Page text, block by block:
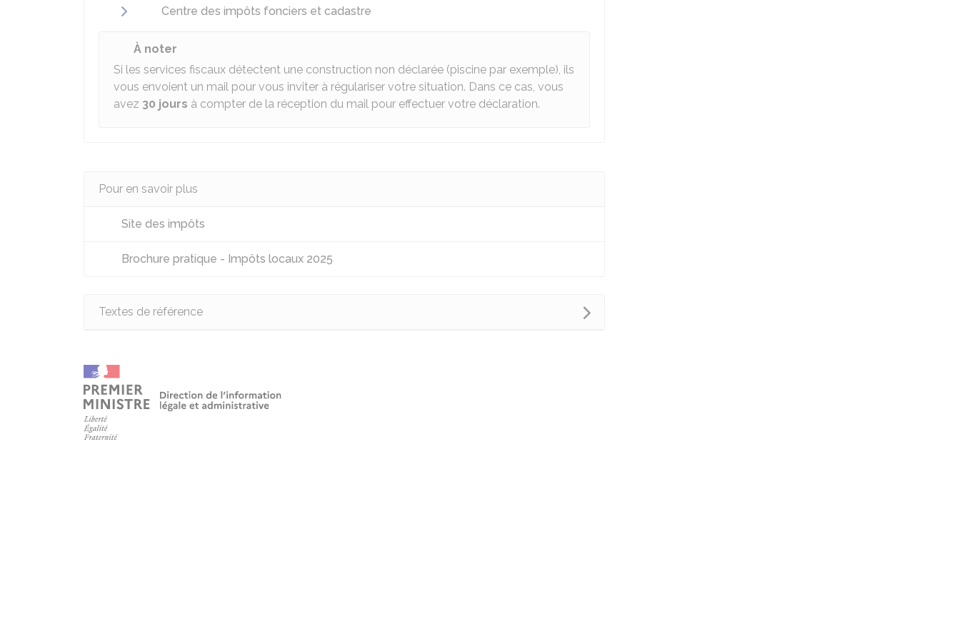
Centre des impôts fonciers et cadastre
À noter
Si les services fiscaux détectent une construction non déclarée (piscine par exemple), ils
vous envoient un mail pour vous inviter à régulariser votre situation. Dans ce cas, vous
avez 30 jours à compter de la réception du mail pour effectuer votre déclaration.
Pour en savoir plus
Site des impôts
Brochure pratique - Impôts locaux 2025
Textes de référence